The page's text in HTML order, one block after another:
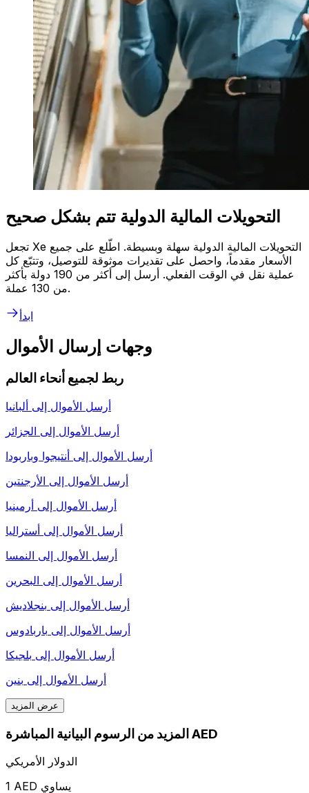
التحويلات المالية الدولية تتم بشكل صحيح
تجعل Xe التحويلات المالية الدولية سهلة وبسيطة. اطّلع على جميع
الأسعار مقدماً، واحصل على تقديرات موثوقة للتوصيل، وتتبّع كل
عملية نقل في الوقت الفعلي. أرسل إلى أكثر من 190 دولة بأكثر
من 130 عملة.
ابدأ
وجهات إرسال الأموال
ربط لجميع أنحاء العالم
أرسل الأموال إلى ألبانيا
أرسل الأموال إلى الجزائر
أرسل الأموال إلى أنتيجوا وباربودا
أرسل الأموال إلى الأرجنتين
أرسل الأموال إلى أرمينيا
أرسل الأموال إلى أستراليا
أرسل الأموال إلى النمسا
أرسل الأموال إلى البحرين
أرسل الأموال إلى بنجلاديش
أرسل الأموال إلى باربادوس
أرسل الأموال إلى بلجيكا
أرسل الأموال إلى بنين
عرض المزيد
المزيد من الرسوم البيانية المباشرة AED
الدولار الأمريكي
1 AED يساوي